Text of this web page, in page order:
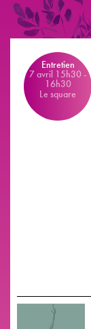
Entretien
7 avril 15h30-
16h30
Le square